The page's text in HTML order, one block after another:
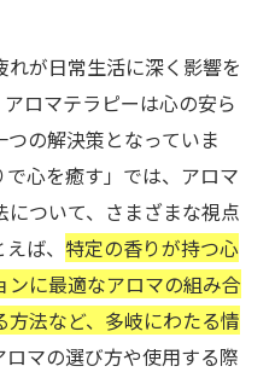
が日常生活に深く影響を
ロマテラピーは心の安ら
の解決策となっていま
心を癒す」では、アロマ
ついて、さまざまな視点
ば、 特定の香りが持つ心
に最適なアロマの組み合
法など、多岐にわたる情
ロマの選び方や使用する際